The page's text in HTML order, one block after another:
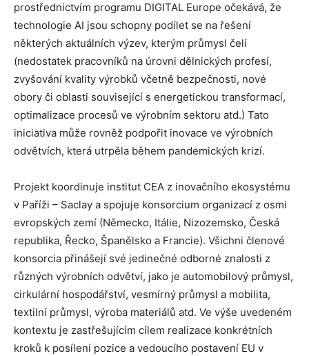
prostřednictvím programu DIGITAL Europe očekává, že
technologie AI jsou schopny podílet se na řešení
některých aktuálních výzev, kterým průmysl čelí
(nedostatek pracovníků na úrovni dělnických profesí,
zvyšování kvality výrobků včetně bezpečnosti, nové
obory či oblasti související s energetickou transformací,
optimalizace procesů ve výrobním sektoru atd.) Tato
iniciativa může rovněž podpořit inovace ve výrobních
odvětvích, která utrpěla během pandemických krizí.
Projekt koordinuje institut CEA z inovačního ekosystému
v Paříži – Saclay a spojuje konsorcium organizací z osmi
evropských zemí (Německo, Itálie, Nizozemsko, Česká
republika, Řecko, Španělsko a Francie). Všichni členové
konsorcia přinášejí své jedinečné odborné znalosti z
různých výrobních odvětví, jako je automobilový průmysl,
cirkulární hospodářství, vesmírný průmysl a mobilita,
textilní průmysl, výroba materiálů atd. Ve výše uvedeném
kontextu je zastřešujícím cílem realizace konkrétních
kroků k posílení pozice a vedoucího postavení EU v